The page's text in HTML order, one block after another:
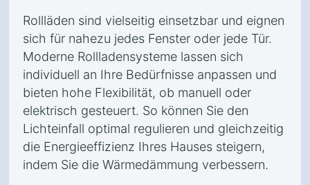
Rollläden sind vielseitig einsetzbar und eignen
sich für nahezu jedes Fenster oder jede Tür.
Moderne Rollladensysteme lassen sich
individuell an Ihre Bedürfnisse anpassen und
bieten hohe Flexibilität, ob manuell oder
elektrisch gesteuert. So können Sie den
Lichteinfall optimal regulieren und gleichzeitig
die Energieeffizienz Ihres Hauses steigern,
indem Sie die Wärmedämmung verbessern.